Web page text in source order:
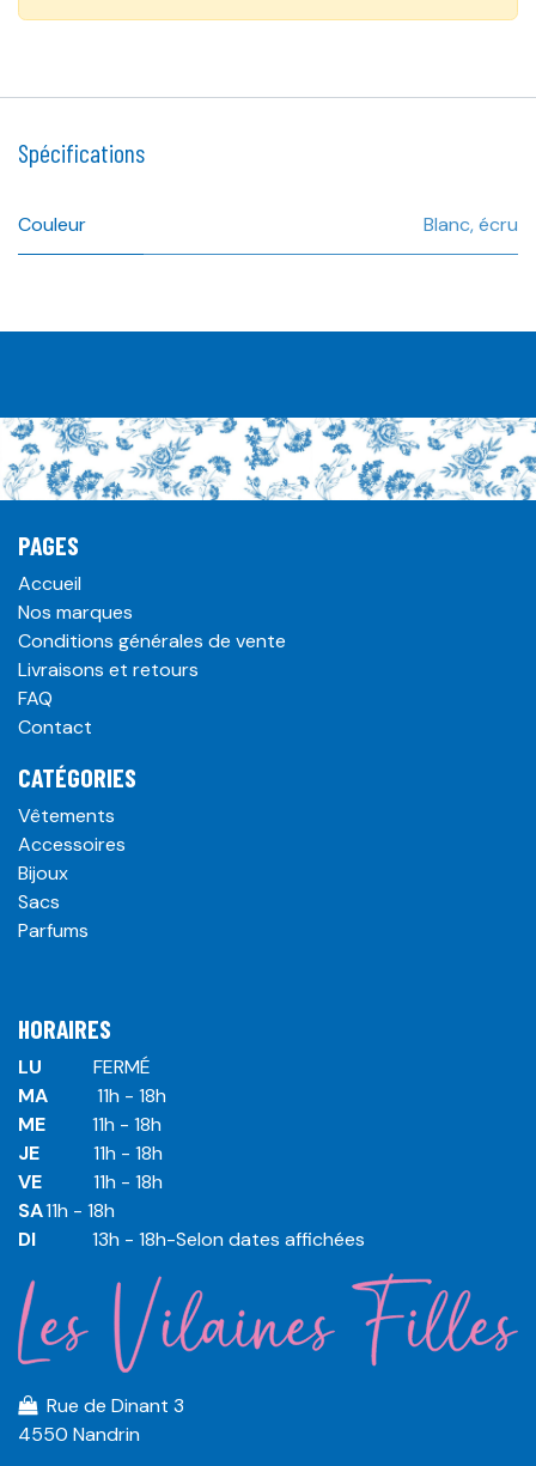
Spécifications
Couleur Blanc,écru
PAGES
Accueil
Nos marques
Conditions générales de vente
Livraisons et retours
FAQ
Contact
CATÉGORIES
Vêtements
Accessoires
Bijoux
Sacs
Parfums
HORAIRES
LU
​ ​FERMÉ
MA
​11h - 18h
ME
​11h - 18h
JE
​​11h - 18h
VE
​​​11h - 18h
SA​​​11h - 18h
DI
​​​ 13h - 18h-Selon dates affichées
Rue de Dinant 3
4550 Nandrin